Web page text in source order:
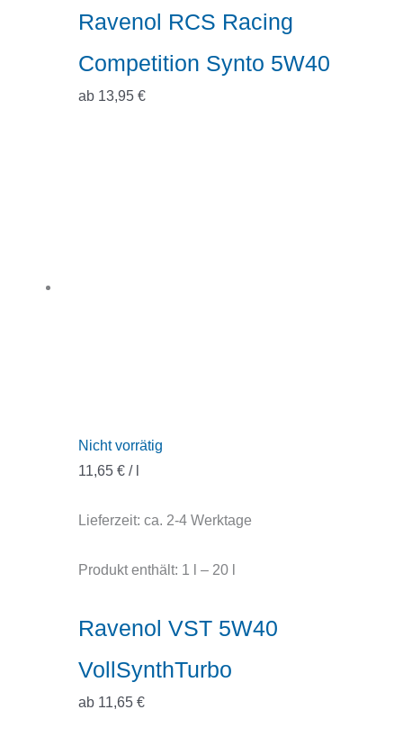
Ravenol RCS Racing
Competition Synto 5W40
ab 13,95 €
Nicht vorrätig
11,65 €/
Lieferzeit: ca. 2-4 Werktage
Produkt enthält: 1 – 20
Ravenol VST 5W40
VollSynthTurbo
ab 11,65 €